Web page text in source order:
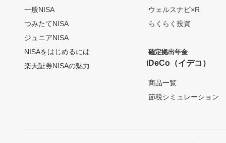
一般NISA
つみたてNISA
ジュニアNISA
NISAをはじめるには
楽天証券NISAの魅力
ウェルスナビ×R
らくらく投資
確定拠出年金
iDeCo（イデコ）
商品一覧
節税シミュレーション